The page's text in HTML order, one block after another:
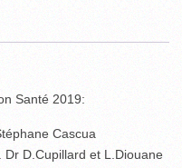
Santé 2019:
Cascua
D.Cupillard et L.Diouane